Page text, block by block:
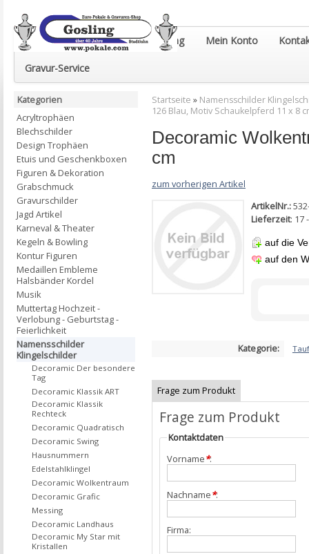
Euro-Pokale & Gravur-Shop Gosling Mein Konto
Gravur-Service
Startseite » Namensschilder
126 Blau, Motiv Schaukelpferd 11 x 8
Decoramic
cm
zum vorherigen Artikel
ArtikelNr.:
Lieferzeit: 17
auf die
auf den
Kategorie:
Frage zum Produkt
Frage zum Produkt
Kontaktdaten
Vorname*:
Nachname*:
Firma:
Kategorien
Acryltrophäen
Blechschilder
Design Trophäen
Etuis und Geschenkboxen
Figuren & Dekoration
Grabschmuck
Gravurschilder
Jagd Artikel
Karneval & Theater
Kegeln & Bowling
Kontur Figuren
Medaillen Embleme
Halsbänder Kordel
Musik
Muttertag Hochzeit -
Verlobung - Geburtstag -
Feierlichkeit
Namensschilder
Klingelschilder
Decoramic Der besondere
Tag
Decoramic Klassik ART
Decoramic Klassik
Rechteck
Decoramic Quadratisch
Decoramic Swing
Hausnummern
Edelstahlklingel
Decoramic Wolkentraum
Decoramic Grafic
Messing
Decoramic Landhaus
Decoramic My Star mit
Kristallen